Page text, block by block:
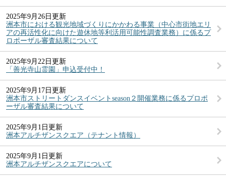
2025年9月26日更新
洲本市における観光地域づくりにかかわる事業（中心市街地エリ
アの再活性化に向けた遊休地等利活用可能性調査業務）に係るプ
ロポーザル審査結果について
2025年9月22日更新
「善光寺山霊園」申込受付中！
2025年9月17日更新
洲本市ストリートダンスイベントseason２開催業務に係るプロポ
ーザル審査結果について
2025年9月1日更新
洲本アルチザンスクエア（テナント情報）
2025年9月1日更新
洲本アルチザンスクエアについて